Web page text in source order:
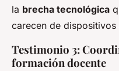
la brecha tecnológica
carecen de dispositivos
Testimonio 3:
formación docente